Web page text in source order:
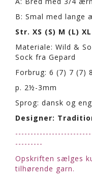
B: Smal med lange
Str. XS (S) M (L) XL
Materiale: Wild &
Sock fra Gepard
Forbrug: 6 (7) 7 (7)
p. 2½-3mm
Sprog: dansk og
Designer:
---------
Opskriften sælges
tilhørende garn.